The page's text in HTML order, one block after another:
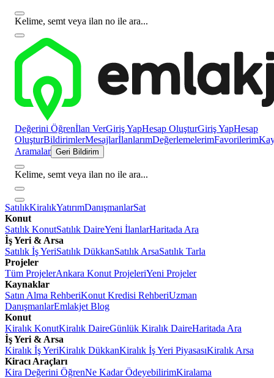
Kelime, semt veya ilan no ile ara...
Değerini Öğrenİlan VerGiriş YapHesap OluşturGiriş YapHesap
OluşturBildirimlerMesajlarİlanlarımDeğerlemelerimFavorilerim
Aramalar Geri Bildirim
Kelime, semt veya ilan no ile ara...
SatılıkKiralıkYatırımDanışmanlarSat
Konut
Satılık KonutSatılık DaireYeni İlanlarHaritada Ara
İş Yeri & Arsa
Satılık İş YeriSatılık DükkanSatılık ArsaSatılık Tarla
Projeler
Tüm ProjelerAnkara Konut ProjeleriYeni Projeler
Kaynaklar
Satın Alma RehberiKonut Kredisi RehberiUzman
DanışmanlarEmlakjet Blog
Konut
Kiralık KonutKiralık DaireGünlük Kiralık DaireHaritada Ara
İş Yeri & Arsa
Kiralık İş YeriKiralık DükkanKiralık İş Yeri PiyasasıKiralık Arsa
Kiracı Araçları
Kira Değerini ÖğrenNe Kadar ÖdeyebilirimKiralama